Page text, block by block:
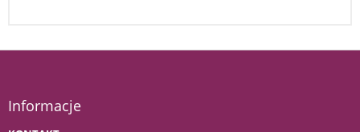
Informacje